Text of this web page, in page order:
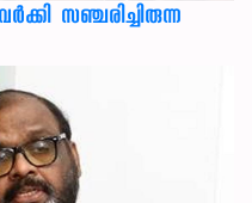
സഞ്ചരിച്ചിരുന്ന